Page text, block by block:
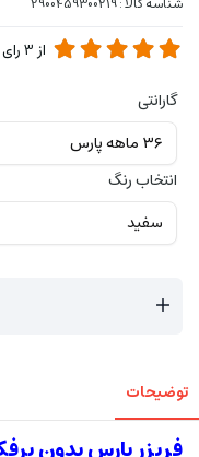
از 3رای
گارانتی
انتخاب رنگ
توضیحات
فریزر پارس بدون